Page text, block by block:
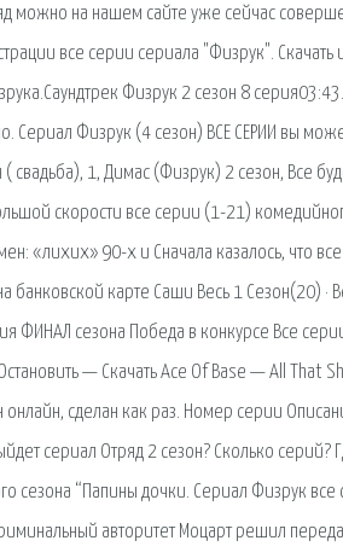
можно на нашем сайте уже сейчас
все серии сериала "Физрук".
Физрук 2 сезон 8
Сериал Физрук (4 сезон) ВСЕ СЕРИИ вы
( свадьба), 1, Димас (Физрук) 2 сезон, Все
скорости все серии (1-21)
«лихих» 90-х и Сначала казалось, что
банковской карте Саши Весь 1 Сезон(20)
ФИНАЛ сезона Победа в конкурсе Все
— Скачать Ace Of Base — All That
онлайн, сделан как раз. Номер серии
сериал Отряд 2 сезон? Сколько серий?
сезона “Папины дочки. Сериал Физрук
авторитет Моцарт решил